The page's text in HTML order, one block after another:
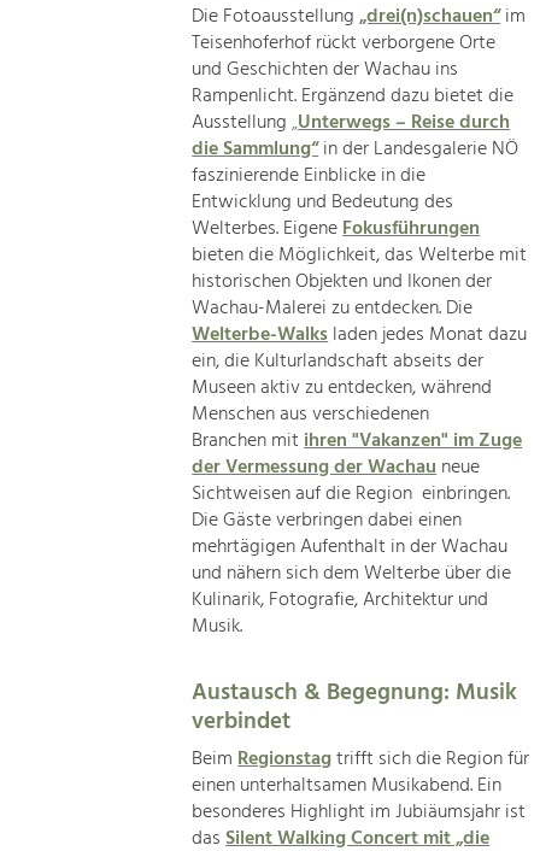
Die Fotoausstellung„drei(n)schauen“im
Teisenhoferhof rückt verborgene Orte
und Geschichten der Wachau ins
Rampenlicht. Ergänzend dazu bietet die
Ausstellung„Unterwegs – Reise durch
die Sammlung“in der Landesgalerie NÖ
faszinierende Einblicke in die
Entwicklung und Bedeutung des
Welterbes. EigeneFokusführungen
bieten die Möglichkeit, das Welterbe mit
historischen Objekten und Ikonen der
Wachau-Malerei zu entdecken. Die
Welterbe-Walksladen jedes Monat dazu
ein, die Kulturlandschaft abseits der
Museen aktiv zu entdecken, während
Menschen aus verschiedenen
Branchen mitihren "Vakanzen" im Zuge
der Vermessung der Wachauneue
Sichtweisen auf die Region einbringen.
Die Gäste verbringen dabei einen
mehrtägigen Aufenthalt in der Wachau
und nähern sich dem Welterbe über die
Kulinarik, Fotografie, Architektur und
Musik.
Austausch & Begegnung: Musik
verbindet
BeimRegionstagtrifft sich die Region für
einen unterhaltsamen Musikabend. Ein
besonderes Highlight im Jubiäumsjahr ist
dasSilent Walking Concert mit „die